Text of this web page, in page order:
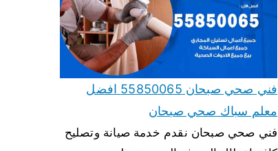
فني صحي صبحان 55850065 افضل
معلم سباك صحي صبحان
فني صحي صبحان نقدم خدمة صيانة وتصليح